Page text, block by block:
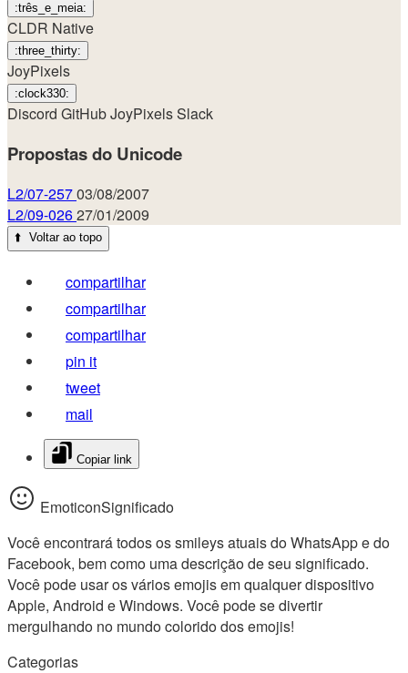
:três_e_meia:
CLDR Native
:three_thirty:
JoyPixels
:clock330:
Discord GitHubJoyPixelsSlack
Propostas do Unicode
L2/07-25703/08/2007
L2/09-02627/01/2009
⬆️ Voltar ao topo
compartilhar
compartilhar
compartilhar
pin it
tweet
mail
Copiar link
EmoticonSignificado
Você encontrará todos os smileys atuais do WhatsApp e do
Facebook, bem como uma descrição de seu significado.
Você pode usar os vários emojis em qualquer dispositivo
Apple, Android e Windows. Você pode se divertir
mergulhando no mundo colorido dos emojis!
Categorias